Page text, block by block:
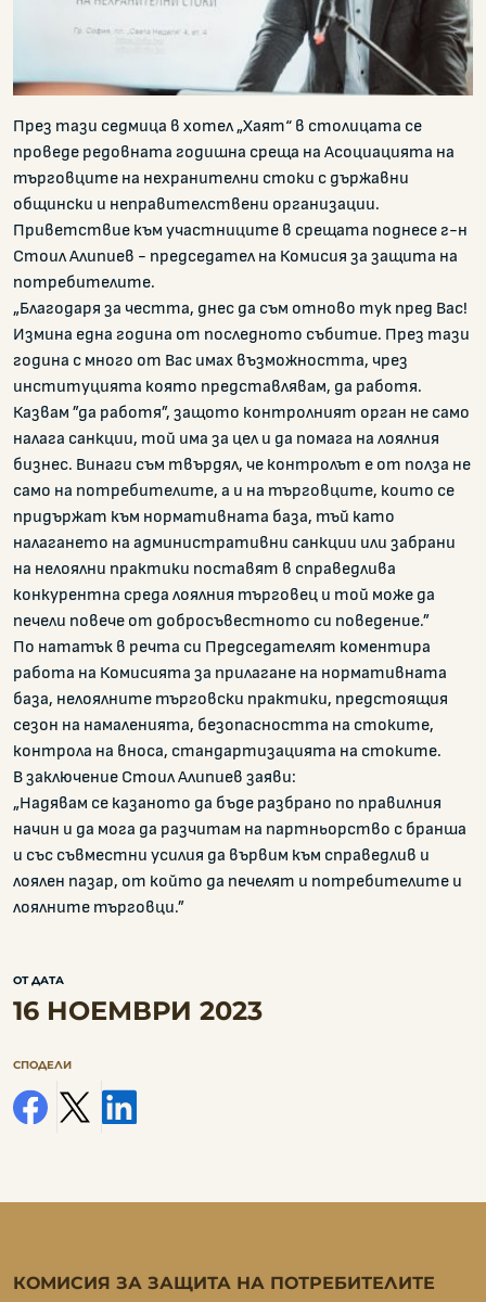
През тази седмица в хотел „Хаят“ в столицата се
проведе редовната годишна среща на Асоциацията на
търговците на нехранителни стоки с държавни
общински и неправителствени организации.
Приветствие към участниците в срещата поднесе г-н
Стоил Алипиев - председател на Комисия за защита на
потребителите.
„Благодаря за честта, днес да съм отново тук пред Вас!
Измина една година от последното събитие. През тази
година с много от Вас имах възможността, чрез
институцията която представлявам, да работя.
Казвам ”да работя”, защото контролният орган не само
налага санкции, той има за цел и да помага на лоялния
бизнес. Винаги съм твърдял, че контролът е от полза не
само на потребителите, а и на търговците, които се
придържат към нормативната база, тъй като
налагането на административни санкции или забрани
на нелоялни практики поставят в справедлива
конкурентна среда лоялния търговец и той може да
печели повече от добросъвестното си поведение.”
По нататък в речта си Председателят коментира
работа на Комисията за прилагане на нормативната
база, нелоялните търговски практики, предстоящия
сезон на намаленията, безопасността на стоките,
контрола на вноса, стандартизацията на стоките.
В заключение Стоил Алипиев заяви:
„Надявам се казаното да бъде разбрано по правилния
начин и да мога да разчитам на партньорство с бранша
и със съвместни усилия да вървим към справедлив и
лоялен пазар, от който да печелят и потребителите и
лоялните търговци.”
ОТ ДАТА
16 НОЕМВРИ 2023
СПОДЕЛИ
facebook
x linkedin
КОМИСИЯ ЗА ЗАЩИТА НА ПОТРЕБИТЕЛИТЕ